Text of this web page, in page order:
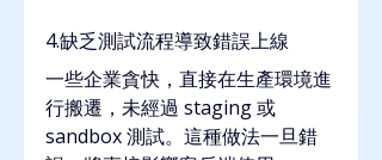
4.缺乏測試流程導致錯誤上線
一些企業貪快，直接在生產環境進
行搬遷，未經過 staging 或
sandbox 測試。這種做法一旦錯